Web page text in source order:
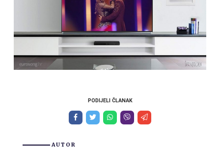
PODIJELI ČLANAK
AUTOR